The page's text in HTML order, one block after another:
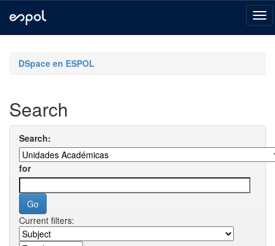
navigationDSpace en ESPOL
Search
Search:
for
Current filters: